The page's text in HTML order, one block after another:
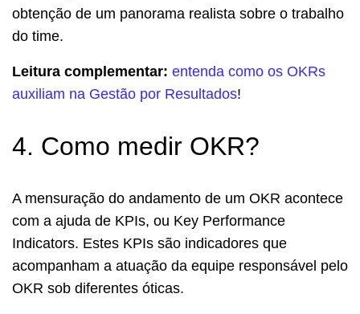
obtenção de um panorama realista sobre o trabalho
do time.
Leitura complementar: entenda como os OKRs
auxiliam na Gestão por Resultados!
4. Como medir OKR?
A mensuração do andamento de um OKR acontece
com a ajuda de KPIs, ou Key Performance
Indicators. Estes KPIs são indicadores que
acompanham a atuação da equipe responsável pelo
OKR sob diferentes óticas.